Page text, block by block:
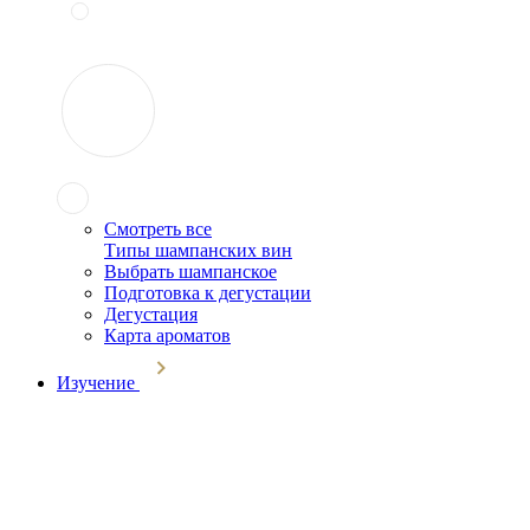
Смотреть все
Типы шампанских вин
Выбрать шампанское
Подготовка к дегустации
Дегустация
Карта ароматов
Изучение